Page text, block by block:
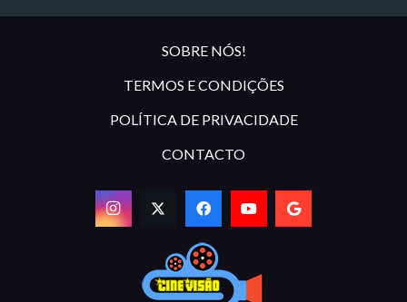
SOBRE NÓS!
TERMOS E CONDIÇÕES
POLÍTICA DE PRIVACIDADE
CONTACTO